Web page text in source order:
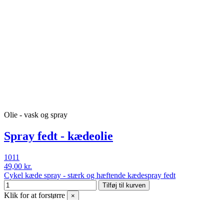
Olie - vask og spray
Spray fedt - kædeolie
1011
49,00 kr.
Cykel kæde spray - stærk og hæftende kædespray fedt
Tilføj til kurven
Klik for at forstørre ×